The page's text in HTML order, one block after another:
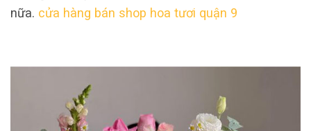
nữa. cửa hàng bán shop hoa tươi quận 9